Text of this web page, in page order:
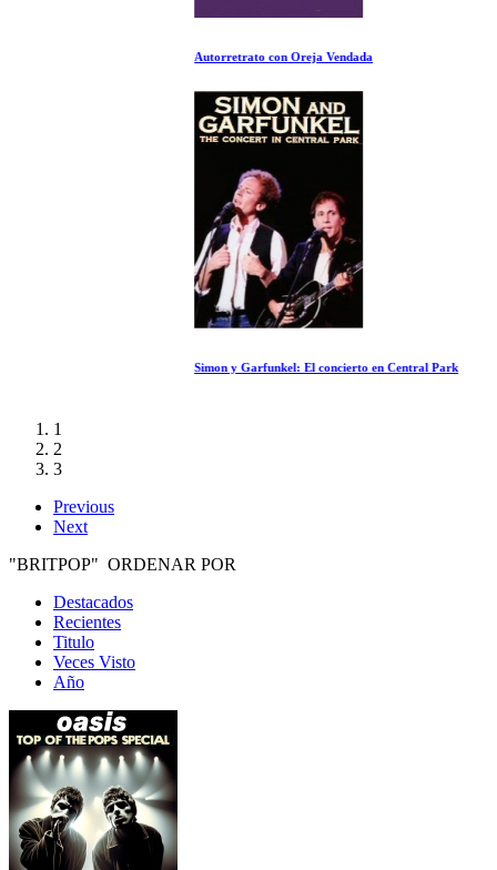
Autorretrato con Oreja Vendada
Simon y Garfunkel: El concierto en Central Park
1
2
3
Previous
Next
"BRITPOP" ORDENAR POR
Destacados
Recientes
Titulo
Veces Visto
Año